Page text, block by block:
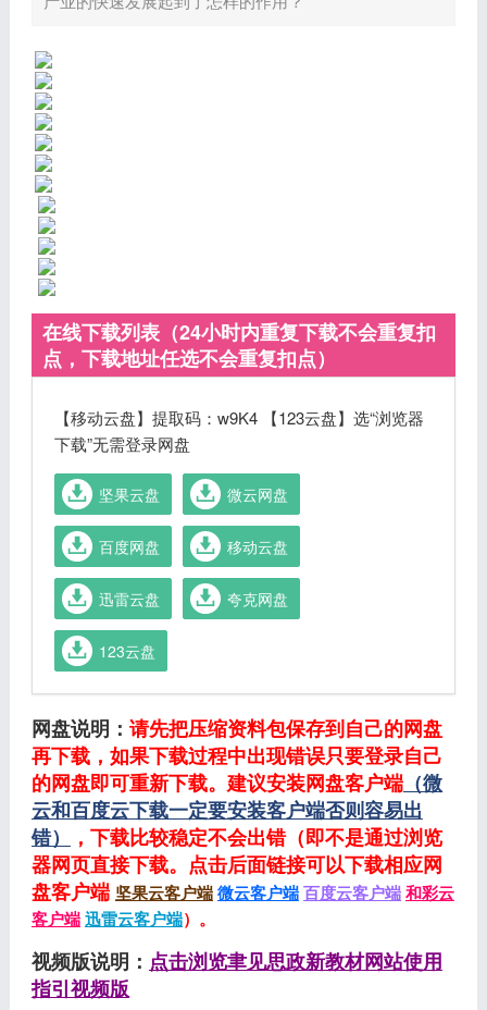
在线下载列表（24小时内重复下载不会重复扣
点，下载地址任选不会重复扣点）
【移动云盘】提取码：w9K4 【123云盘】选“浏览器
下载”无需登录网盘
坚果云盘 微云网盘
百度网盘 移动云盘
迅雷云盘 夸克网盘
123云盘
网盘说明： 请先把压缩资料包保存到自己的网盘
再下载，如果下载过程中出现错误只要登录自己
的网盘即可重新下载。建议安装网盘客户端（微
云和百度云下载一定要安装客户端否则容易出
错）
，下载比较稳定不会出错（即不是通过浏览
器网页直接下载。点击后面链接可以下载相应网
盘客户端 坚果云客户端 微云客户端 百度云客户端 和彩云
客户端 迅雷云客户端）。
视频版说明： 点击浏览聿见思政新教材网站使用
指引视频版